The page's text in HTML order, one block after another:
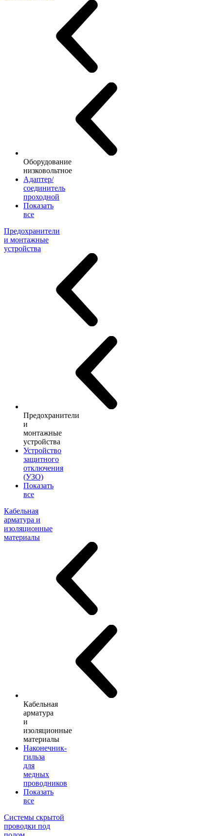
Оборудование
низковольтное
Адаптер/
соединитель
проходной
Показать
все
Предохранители
и монтажные
устройства
Предохранители
и
монтажные
устройства
Устройство
защитного
отключения
(УЗО)
Показать
все
Кабельная
арматура и
изоляционные
материалы
Кабельная
арматура
и
изоляционные
материалы
Наконечник-
гильза
для
медных
проводников
Показать
все
Системы скрытой
проводки под